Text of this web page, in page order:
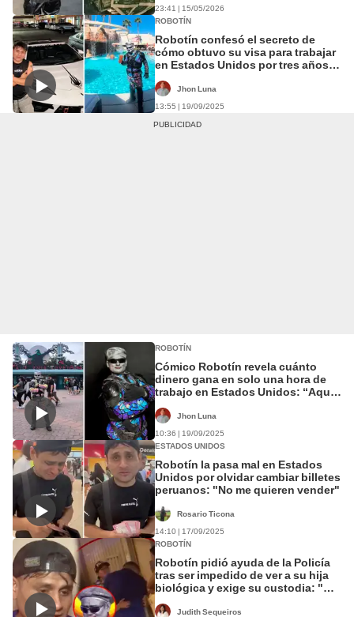
23:41 | 15/05/2026
ROBOTÍN
Robotín confesó el secreto de
cómo obtuvo su visa para trabajar
en Estados Unidos por tres años:
Jhon Luna
13:55 | 19/09/2025
ROBOTÍN
Cómico Robotín revela cuánto
dinero gana en solo una hora de
trabajo en Estados Unidos: “Aquí
Jhon Luna
10:36 | 19/09/2025
ESTADOS UNIDOS
Robotín la pasa mal en Estados
Unidos por olvidar cambiar billetes
peruanos: "No me quieren vender"
Rosario Ticona
14:10 | 17/09/2025
ROBOTÍN
Robotín pidió ayuda de la Policía
tras ser impedido de ver a su hija
biológica y exige su custodia: "No
Judith Sequeiros